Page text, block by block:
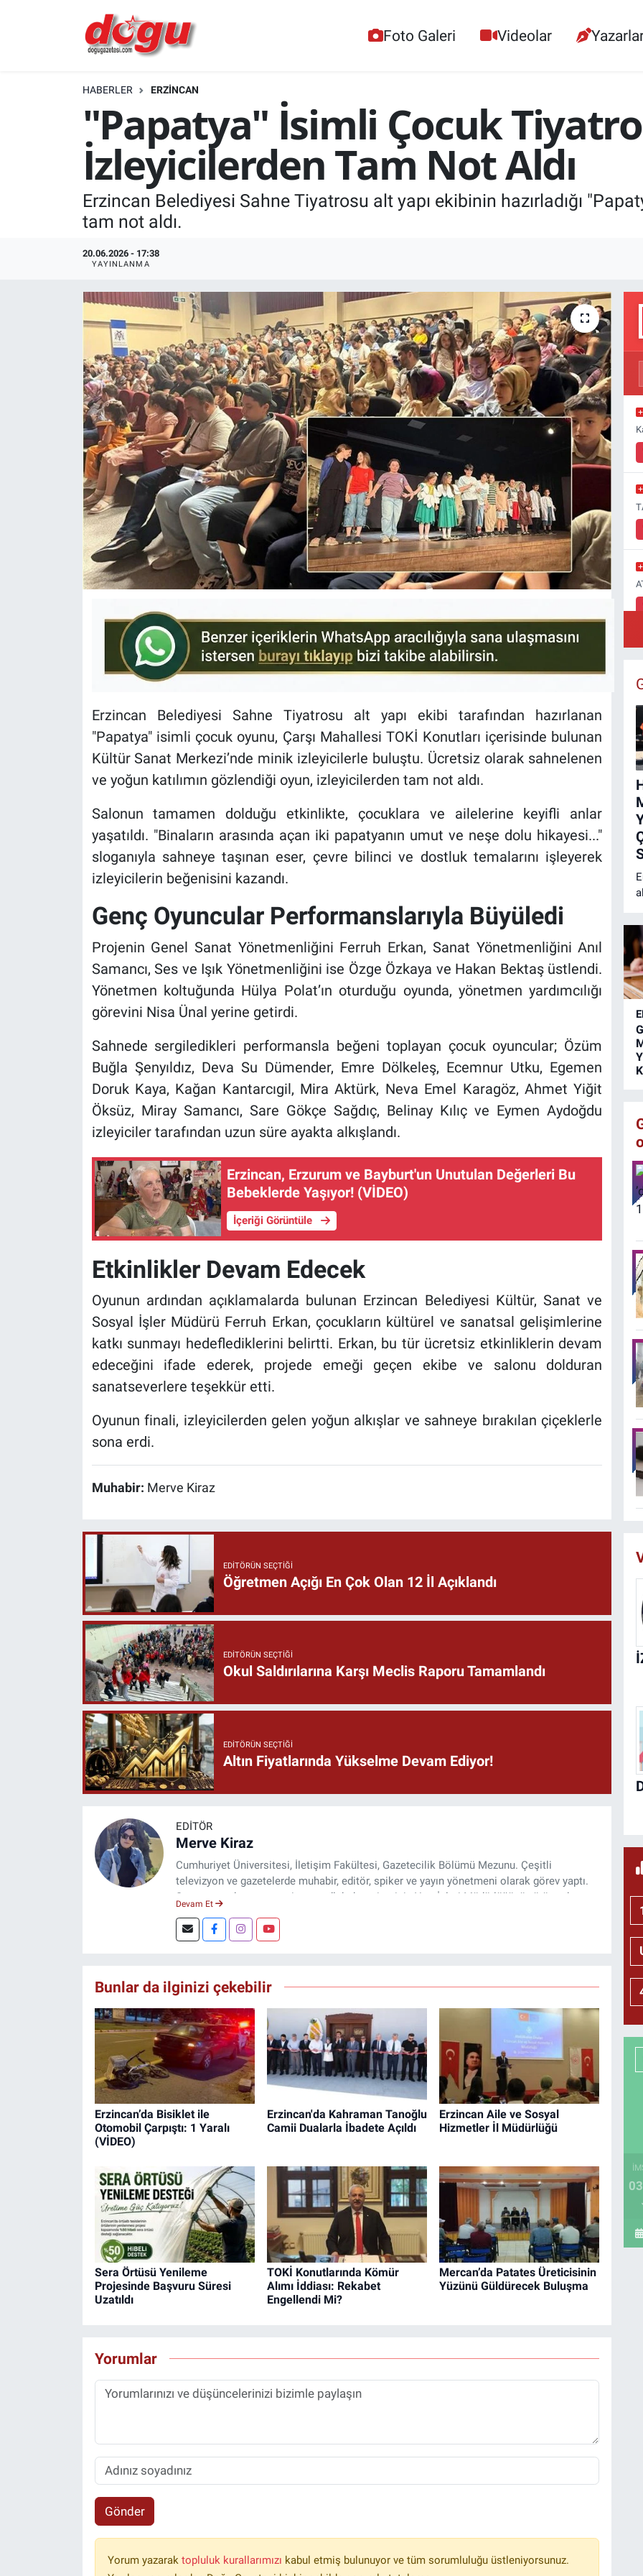
Foto Galeri Videolar
HABERLER ERZINCAN
"Papatya" İsimli Çocuk
İzleyicilerden Tam Not Aldı
Erzincan Belediyesi Sahne Tiyatrosu alt yapı ekibinin hazırladığı
tam not aldı.
20.06.2026 - 17:38
YAYINLANMA
Erzincan Belediyesi Sahne Tiyatrosu alt yapı ekibi tarafından hazırlanan
"Papatya" isimli çocuk oyunu, Çarşı Mahallesi TOKİ Konutları içerisinde bulunan
Kültür Sanat Merkezi’nde minik izleyicilerle buluştu. Ücretsiz olarak sahnelenen
ve yoğun katılımın gözlendiği oyun, izleyicilerden tam not aldı.
Salonun tamamen dolduğu etkinlikte, çocuklara ve ailelerine keyifli anlar
yaşatıldı. "Binaların arasında açan iki papatyanın umut ve neşe dolu hikayesi..."
sloganıyla sahneye taşınan eser, çevre bilinci ve dostluk temalarını işleyerek
izleyicilerin beğenisini kazandı.
Genç Oyuncular Performanslarıyla Büyüledi
Projenin Genel Sanat Yönetmenliğini Ferruh Erkan, Sanat Yönetmenliğini Anıl
Samancı, Ses ve Işık Yönetmenliğini ise Özge Özkaya ve Hakan Bektaş üstlendi.
Yönetmen koltuğunda Hülya Polat’ın oturduğu oyunda, yönetmen yardımcılığı
görevini Nisa Ünal yerine getirdi.
Sahnede sergiledikleri performansla beğeni toplayan çocuk oyuncular; Özüm
Buğla Şenyıldız, Deva Su Dümender, Emre Dölkeleş, Ecemnur Utku, Egemen
Doruk Kaya, Kağan Kantarcıgil, Mira Aktürk, Neva Emel Karagöz, Ahmet Yiğit
Öksüz, Miray Samancı, Sare Gökçe Sağdıç, Belinay Kılıç ve Eymen Aydoğdu
izleyiciler tarafından uzun süre ayakta alkışlandı.
Erzincan, Erzurum ve Bayburt'un Unutulan Değerleri Bu
Bebeklerde Yaşıyor! (VİDEO)
İçeriği Görüntüle
Etkinlikler Devam Edecek
Oyunun ardından açıklamalarda bulunan Erzincan Belediyesi Kültür, Sanat ve
Sosyal İşler Müdürü Ferruh Erkan, çocukların kültürel ve sanatsal gelişimlerine
katkı sunmayı hedeflediklerini belirtti. Erkan, bu tür ücretsiz etkinliklerin devam
edeceğini ifade ederek, projede emeği geçen ekibe ve salonu dolduran
sanatseverlere teşekkür etti.
Oyunun finali, izleyicilerden gelen yoğun alkışlar ve sahneye bırakılan çiçeklerle
sona erdi.
Muhabir: Merve Kiraz
EDITÖRÜN SEÇTIĞI
Öğretmen Açığı En Çok Olan 12 İl Açıklandı
EDITÖRÜN SEÇTIĞI
Okul Saldırılarına Karşı Meclis Raporu Tamamlandı
EDITÖRÜN SEÇTIĞI
Altın Fiyatlarında Yükselme Devam Ediyor!
EDITÖR
Merve Kiraz
Cumhuriyet Üniversitesi, İletişim Fakültesi, Gazetecilik Bölümü Mezunu. Çeşitli
televizyon ve gazetelerde muhabir, editör, spiker ve yayın yönetmeni olarak görev yaptı.
Şuan, www.dogugazetesi.com adlı haber sitesinin Yazı İşleri Müdürlüğünü yürütmekte.
Devam Et
Bunlar da ilginizi çekebilir
Erzincan’da Bisiklet ile
Otomobil Çarpıştı: 1 Yaralı
(VİDEO)
Erzincan'da Kahraman Tanoğlu
Camii Dualarla İbadete Açıldı
Erzincan Aile ve Sosyal
Hizmetler İl Müdürlüğü
Sera Örtüsü Yenileme
Projesinde Başvuru Süresi
Uzatıldı
TOKİ Konutlarında Kömür
Alımı İddiası: Rekabet
Engellendi Mi?
Mercan’da Patates Üreticisinin
Yüzünü Güldürecek Buluşma
Yorumlar
Gönder
Yorum yazarak topluluk kurallarımızı kabul etmiş bulunuyor ve tüm sorumluluğu üstleniyorsunuz.
ERZINCAN
GÜNDEM
ERZİNCAN FOTOĞRAFLARI
KÜLTÜR-SANAT
Yerel Haber
Politika
RESMİ İLAN